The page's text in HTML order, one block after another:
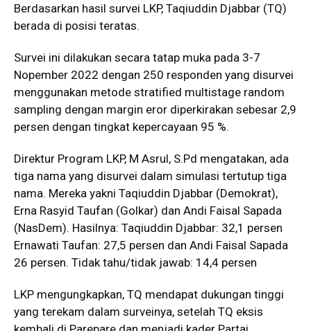
Berdasarkan hasil survei LKP, Taqiuddin Djabbar (TQ)
berada di posisi teratas.
Survei ini dilakukan secara tatap muka pada 3-7
Nopember 2022 dengan 250 responden yang disurvei
menggunakan metode stratified multistage random
sampling dengan margin eror diperkirakan sebesar 2,9
persen dengan tingkat kepercayaan 95 %.
Direktur Program LKP, M Asrul, S.Pd mengatakan, ada
tiga nama yang disurvei dalam simulasi tertutup tiga
nama. Mereka yakni Taqiuddin Djabbar (Demokrat),
Erna Rasyid Taufan (Golkar) dan Andi Faisal Sapada
(NasDem). Hasilnya: Taqiuddin Djabbar: 32,1 persen
Ernawati Taufan: 27,5 persen dan Andi Faisal Sapada
26 persen. Tidak tahu/tidak jawab: 14,4 persen
LKP mengungkapkan, TQ mendapat dukungan tinggi
yang terekam dalam surveinya, setelah TQ eksis